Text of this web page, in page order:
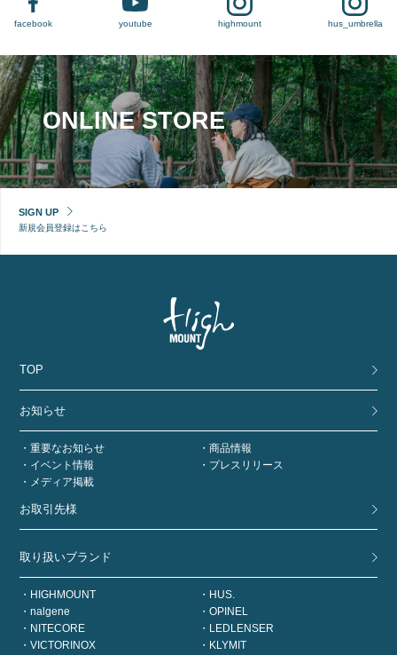
facebook youtube highmount hus_umbrella
ONLINE STORE
SIGN UP
新規会員登録はこちら
TOP
お知らせ
重要なお知らせ
商品情報
イベント情報
プレスリリース
メディア掲載
お取引先様
取り扱いブランド
HIGHMOUNT
HUS.
nalgene
OPINEL
NITECORE
LEDLENSER
VICTORINOX
KLYMIT